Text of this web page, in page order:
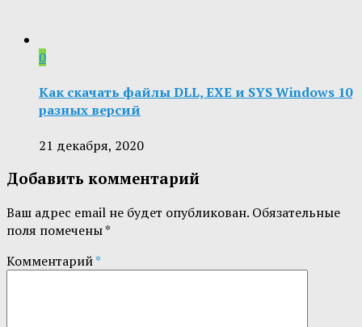
0
Как скачать файлы DLL, EXE и SYS Windows 10
разных версий
21 декабря, 2020
Добавить комментарий
Ваш адрес email не будет опубликован. Обязательные
поля помечены*
Комментарий*